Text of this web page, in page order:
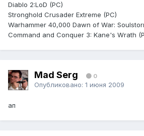
Diablo 2:LoD (PC)
Stronghold Crusader Extreme (PC)
Warhammer 40,000 Dawn of War:
Command and Conquer 3: Kane's Wrath
Mad Serg 0
Опубликовано: 1 июня 2009
ап